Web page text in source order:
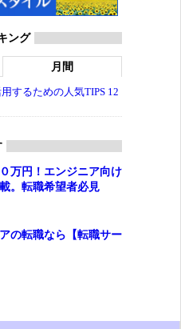
ング
月間
するための人気TIPS 12
万円！エンジニア向け
。転職希望者必見
の転職なら【転職サー